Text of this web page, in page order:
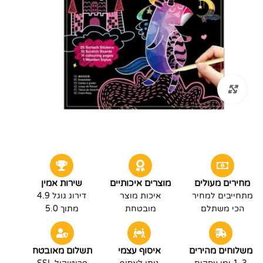
לחץ להגדלה
מחירים מעולים
מתחייבים למחיר
הכי משתלם
מוצרים איכותיים
איכות מוצר
מובטחת
שירות אמין
דירוג גוגל 4.9
מתוך 5.0
משלוחים מהירים איסוף עצמי תשלום מאובטח